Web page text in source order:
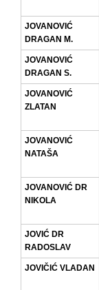
JOVANOVIĆ
DRAGAN M.
JOVANOVIĆ
DRAGAN S.
JOVANOVIĆ
ZLATAN
JOVANOVIĆ
NATAŠA
JOVANOVIĆ DR
NIKOLA
JOVIĆ DR
RADOSLAV
JOVIČIĆ VLADAN